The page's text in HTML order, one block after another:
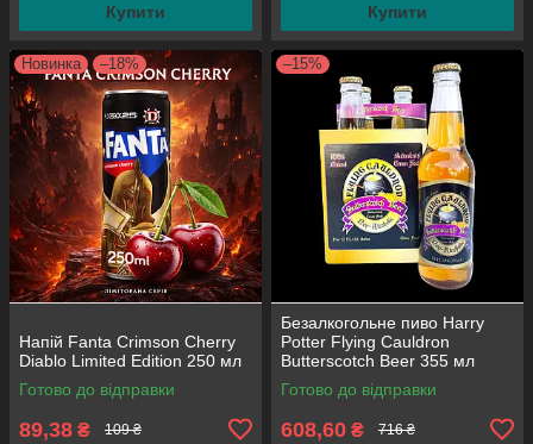
Купити Купити
Новинка –18%
Напій Fanta Crimson Cherry
Diablo Limited Edition 250 мл
Готово до відправки
89,38 ₴ 109 ₴
–15%
Безалкогольне пиво Harry
Potter Flying Cauldron
Butterscotch Beer 355 мл
(паковання 4 шт.)
Готово до відправки
608,60 ₴ 716 ₴